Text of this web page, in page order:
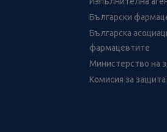
Български
Българска
фармацевтите
Министерство на
Комисия за